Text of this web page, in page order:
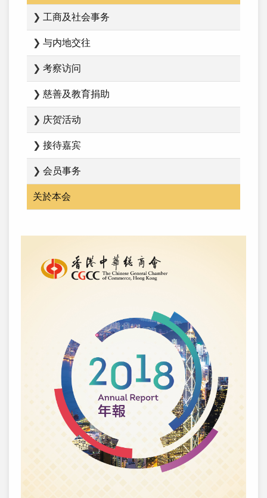
❯ 工商及社会事务
❯ 与内地交往
❯ 考察访问
❯ 慈善及教育捐助
❯ 庆贺活动
❯ 接待嘉宾
❯ 会员事务
关於本会